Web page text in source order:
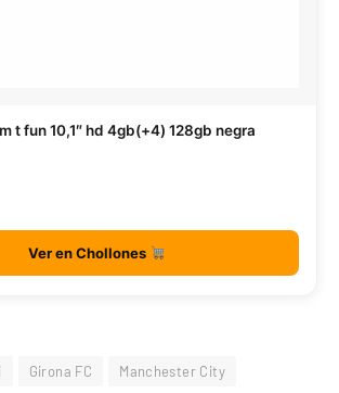
t fun 10,1″ hd 4gb(+4) 128gb negra
Ver en Chollones
Girona FC Manchester City